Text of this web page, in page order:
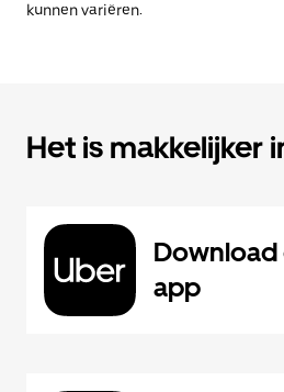
kunnen variëren.
Het is makkelijker
Download
app